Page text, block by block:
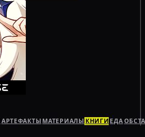
АРТЕФАКТЫ МАТЕРИАЛЫ КНИГИ ЕДА